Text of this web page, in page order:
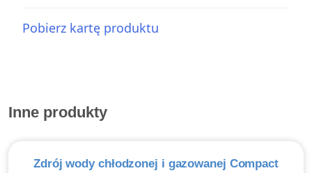
Pobierz kartę produktu
Inne produkty
Zdrój wody chłodzonej i gazowanej Compact